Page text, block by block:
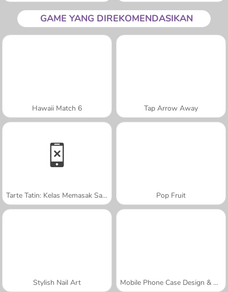
GAME YANG DIREKOMENDASIKAN
Hawaii Match 6 Tap Arrow Away
Tarte Tatin: Kelas Memasak Sara Pop Fruit
Stylish Nail Art Mobile Phone Case Design & DIY